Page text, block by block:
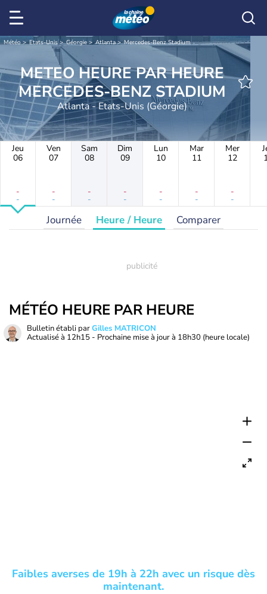
Météo Etats-Unis Géorgie Atlanta Mercedes-Benz Stadium
METEO HEURE PAR HEURE
MERCEDES-BENZ STADIUM
Atlanta - Etats-Unis (Géorgie)
Jeu
06
-
-
Ven
07
-
-
Sam
08
-
-
Dim
09
-
-
Lun
10
-
-
Mar
11
-
-
Mer
12
-
-
Journée Heure / Heure Comparer
MÉTÉO HEURE PAR HEURE
Bulletin établi parGilles MATRICON
Actualisé à 12h15 - Prochaine mise à jour à 18h30 (heure locale)
Faibles averses de 19h à 22h avec un risque dès
maintenant.